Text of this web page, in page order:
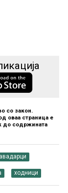
со закон.
оваа страница е
до содржината
ходници